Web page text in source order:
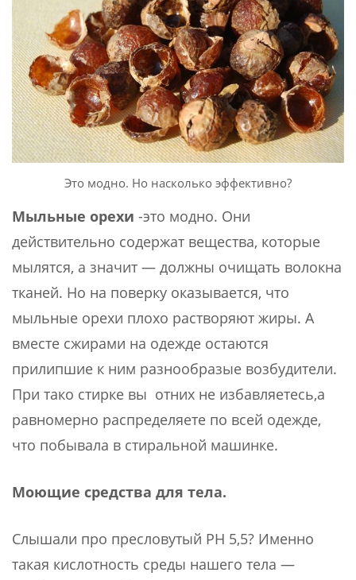
Это модно. Но насколько эффективно?
Мыльные орехи -это модно. Они
действительно содержат вещества, которые
мылятся, а значит — должны очищать волокна
тканей. Но на поверку оказывается, что
мыльные орехи плохо растворяют жиры. А
вместе сжирами на одежде остаются
прилипшие к ним разнообразые возбудители.
При тако стирке вы отних не избавляетесь,а
равномерно распределяете по всей одежде,
что побывала в стиральной машинке.
Моющие средства для тела.
Слышали про пресловутый РН 5,5? Именно
такая кислотность среды нашего тела —